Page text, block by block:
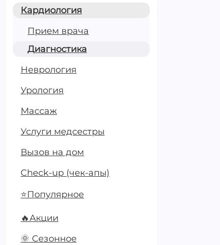
Кардиология
Прием врача
Диагностика
Неврология
Урология
Массаж
Услуги медсестры
Вызов на дом
Check-up (чек-апы)
⭐Популярное
🔥Акции
🌞 Сезонное